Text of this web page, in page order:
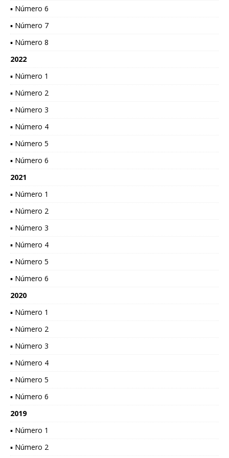
▪ Número 6
▪ Número 7
▪ Número 8
2022
▪ Número 1
▪ Número 2
▪ Número 3
▪ Número 4
▪ Número 5
▪ Número 6
2021
▪ Número 1
▪ Número 2
▪ Número 3
▪ Número 4
▪ Número 5
▪ Número 6
2020
▪ Número 1
▪ Número 2
▪ Número 3
▪ Número 4
▪ Número 5
▪ Número 6
2019
▪ Número 1
▪ Número 2